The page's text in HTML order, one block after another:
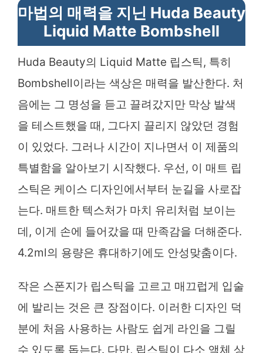
마법의 매력을 지닌 Huda Beauty
Liquid Matte Bombshell
Huda Beauty의 Liquid Matte 립스틱, 특히
Bombshell이라는 색상은 매력을 발산한다. 처
음에는 그 명성을 듣고 끌려갔지만 막상 발색
을 테스트했을 때, 그다지 끌리지 않았던 경험
이 있었다. 그러나 시간이 지나면서 이 제품의
특별함을 알아보기 시작했다. 우선, 이 매트 립
스틱은 케이스 디자인에서부터 눈길을 사로잡
는다. 매트한 텍스처가 마치 유리처럼 보이는
데, 이게 손에 들어갔을 때 만족감을 더해준다.
4.2ml의 용량은 휴대하기에도 안성맞춤이다.
작은 스폰지가 립스틱을 고르고 매끄럽게 입술
에 발리는 것은 큰 장점이다. 이러한 디자인 덕
분에 처음 사용하는 사람도 쉽게 라인을 그릴
수 있도록 돕는다. 다만, 립스틱이 다소 액체 상